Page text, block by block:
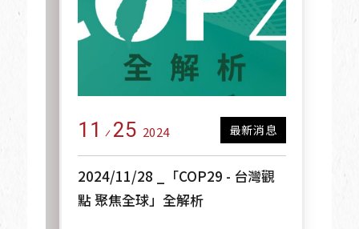
11 25 2024 最新消息
2024/11/28 _「COP29 - 台灣觀
點 聚焦全球」全解析